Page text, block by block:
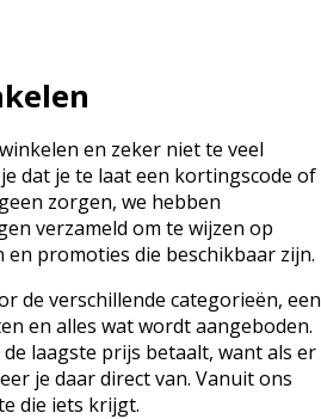
en zeker niet te veel
dat je te laat een kortingscode of
zorgen, we hebben
verzameld om te wijzen op
en promoties die beschikbaar zijn.
de verschillende categorieën, een
en alles wat wordt aangeboden.
laagste prijs betaalt, want als er
je daar direct van. Vanuit ons
die iets krijgt.